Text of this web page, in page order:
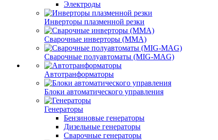
Электроды
Инверторы плазменной резки
Сварочные инверторы (MMA)
Сварочные полуавтоматы (MIG-MAG)
Автотранформаторы
Блоки автоматического управления
Генераторы
Бензиновые генераторы
Дизельные генераторы
Сварочные генераторы